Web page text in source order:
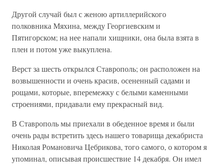
Другой случай был с женою артиллерийского
полковника Мяхина, между Георгиевским и
Пятигорском; на нее напали хищники, она была взята в
плен и потом уже выкуплена.
Верст за шесть открылся Ставрополь; он расположен на
возвышенности и очень красив, осененный садами и
рощами, которые, вперемежку с белыми каменными
строениями, придавали ему прекрасный вид.
В Ставрополь мы приехали в обеденное время и были
очень рады встретить здесь нашего товарища декабриста
Николая Романовича Цебрикова, того самого, о котором я
упоминал, описывая происшествие 14 декабря. Он имел